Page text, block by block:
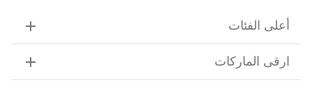
أعلى الفئات
ارقى الماركات